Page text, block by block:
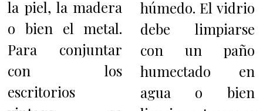
la piel, la madera
o bien el metal.
Para conjuntar
con los
escritorios
húmedo. El vidrio
debe limpiarse
con un paño
humectado en
agua o bien